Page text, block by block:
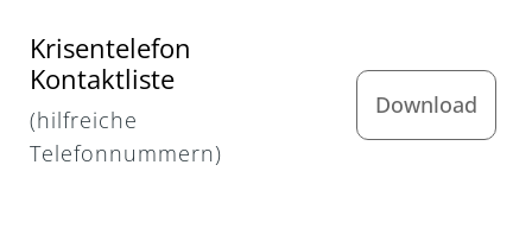
Krisentelefon
Kontaktliste
(hilfreiche
Telefonnummern)
Download